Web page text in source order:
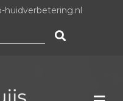
huidverbetering.nl